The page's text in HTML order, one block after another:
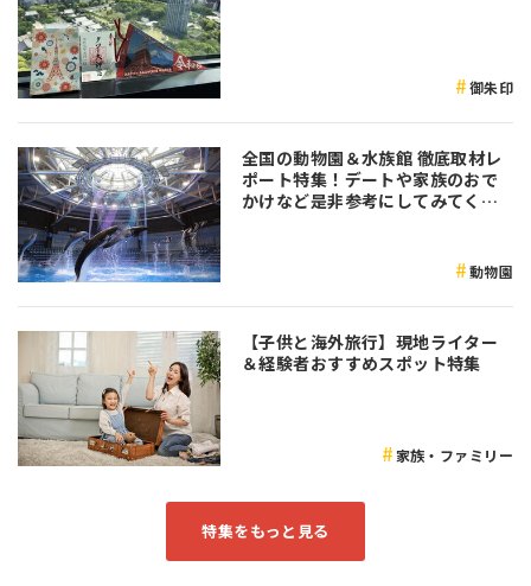
御朱印
全国の動物園＆水族館 徹底取材レ
ポート特集！デートや家族のおで
かけなど是非参考にしてみてくだ
動物園
【子供と海外旅行】現地ライター
＆経験者おすすめスポット特集
家族・ファミリー
特集をもっと見る